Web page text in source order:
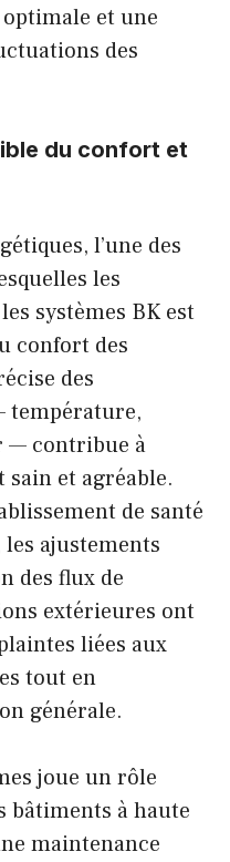
optimale et une
des
du confort et
l’une des
les
systèmes BK est
confort des
des
température,
— contribue à
et agréable.
de santé
les ajustements
des flux de
extérieures ont
liées aux
tout en
générale.
joue un rôle
bâtiments à haute
maintenance